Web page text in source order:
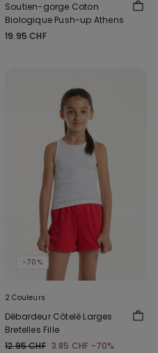
Soutien-gorge Coton
Biologique Push-up Athens
19.95 CHF
-70%
2 Couleurs
Débardeur Côtelé Larges
Bretelles Fille
12.95 CHF 3.85 CHF -70%